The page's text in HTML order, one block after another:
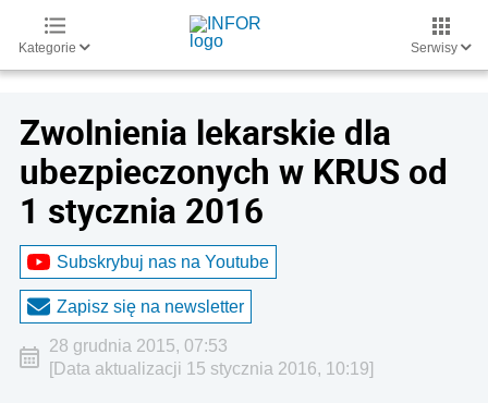
Kategorie Serwisy
Zwolnienia lekarskie dla
ubezpieczonych w KRUS od
1 stycznia 2016
Subskrybuj nas na Youtube
Zapisz się na newsletter
28 grudnia 2015, 07:53
[Data aktualizacji 15 stycznia 2016, 10:19]